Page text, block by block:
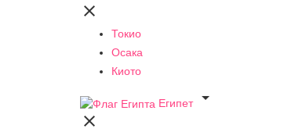

Токио
Осака
Киото
Египет

